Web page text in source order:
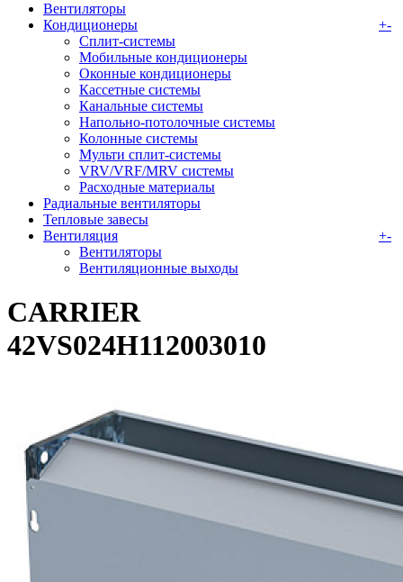
Вентиляторы
Кондиционеры
+-
Сплит-системы
Мобильные кондиционеры
Оконные кондиционеры
Кассетные системы
Канальные системы
Напольно-потолочные системы
Колонные системы
Мульти сплит-системы
VRV/VRF/MRV системы
Расходные материалы
Радиальные вентиляторы
Тепловые завесы
Вентиляция
+-
Вентиляторы
Вентиляционные выходы
CARRIER
42VS024H112003010